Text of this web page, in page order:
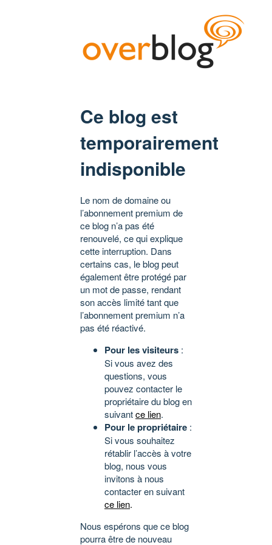
Ce blog est
temporairement
indisponible
Le nom de domaine ou
l’abonnement premium de
ce blog n’a pas été
renouvelé, ce qui explique
cette interruption. Dans
certains cas, le blog peut
également être protégé par
un mot de passe, rendant
son accès limité tant que
l’abonnement premium n’a
pas été réactivé.
Pour les visiteurs :
Si vous avez des
questions, vous
pouvez contacter le
propriétaire du blog en
suivantce lien.
Pour le propriétaire :
Si vous souhaitez
rétablir l’accès à votre
blog, nous vous
invitons à nous
contacter en suivant
ce lien.
Nous espérons que ce blog
pourra être de nouveau